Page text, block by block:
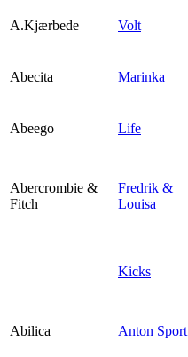
Min Shopping-app
A.Kjærbede Volt
Abecita Marinka
Abeego Life
Abercrombie &
Fitch
Fredrik &
Louisa
Kicks
Abilica Anton Sport